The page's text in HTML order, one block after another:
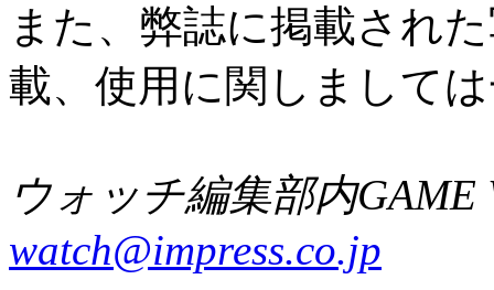
また、弊誌に掲載され
載、使用に関しまして
ウォッチ編集部内GAME
watch@impress.co.jp